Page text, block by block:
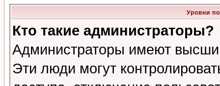
Уровни
Кто такие администраторы?
Администраторы имеют
Эти люди могут